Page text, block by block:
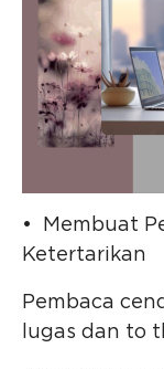
• Membuat
Ketertarikan
Pembaca
lugas dan to